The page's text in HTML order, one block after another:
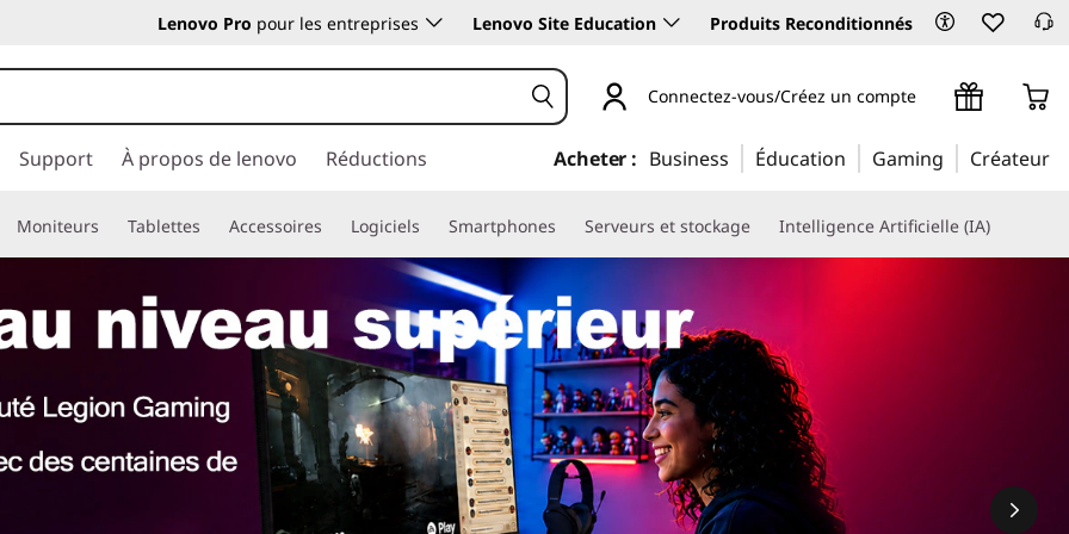
Lenovo Pro pour les entreprises Lenovo Site Education Produits Reconditionnés
Connectez-vous/Créez un compte
Support À propos de lenovo Réductions Acheter : Business Éducation Gaming Créateur
Moniteurs Tablettes Accessoires Logiciels Smartphones Serveurs et stockage Intelligence Artificielle (IA)